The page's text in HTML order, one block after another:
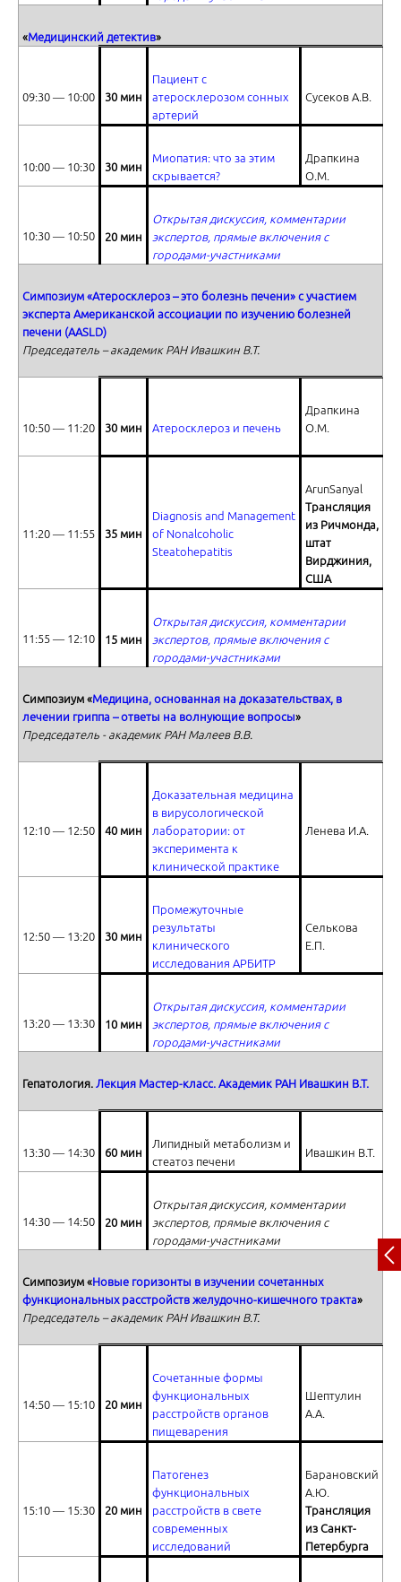
Ситуация по ОРИ в ряде стран мира в 2014 - 2015 гг.
Доказательная медицина в вирусологической лаборатории: от
Промежуточные результаты клинического исследования АРБИТР
Сочетанные формы функциональных расстройств органов
Терапия функциональных расстройств ЖКТ: вопросы и ответы
Агонисты имидазолиновых рецепторов: больше про, чем контра.
Агонисты имидазолиновых рецепторов: больше про, чем контра.
«Медицинский детектив»
09:30 ― 10:00 30 мин
Пациент с
атеросклерозом сонных
артерий
Сусеков А.В.
10:00 ― 10:30 30 мин
Миопатия: что за этим
скрывается?
Драпкина
О.М.
10:30 ― 10:50 20 мин
Открытая дискуссия, комментарии
экспертов, прямые включения с
городами-участниками
Симпозиум «Атеросклероз – это болезнь печени» с участием
эксперта Американской ассоциации по изучению болезней
печени (AASLD)
Председатель – академик РАН Ивашкин В.Т.
10:50 ― 11:20 30 мин Атеросклероз и печень
Драпкина
О.М.
11:20 ― 11:55 35 мин
Diagnosis and Management
of Nonalcoholic
Steatohepatitis
ArunSanyal
Трансляция
из Ричмонда,
штат
Вирджиния,
США
11:55 ― 12:10 15 мин
Открытая дискуссия, комментарии
экспертов, прямые включения с
городами-участниками
Симпозиум «Медицина, основанная на доказательствах, в
лечении гриппа – ответы на волнующие вопросы»
Председатель - академик РАН Малеев В.В.
12:10 ― 12:50 40 мин
Доказательная медицина
в вирусологической
лаборатории: от
эксперимента к
клинической практике
Ленева И.А.
12:50 ― 13:20 30 мин
Промежуточные
результаты
клинического
исследования АРБИТР
Селькова
Е.П.
13:20 ― 13:30 10 мин
Открытая дискуссия, комментарии
экспертов, прямые включения с
городами-участниками
Гепатология. Лекция Мастер-класс. Академик РАН Ивашкин В.Т.
13:30 ― 14:30 60 мин
Липидный метаболизм и
стеатоз печени
Ивашкин В.Т.
14:30 ― 14:50 20 мин
Открытая дискуссия, комментарии
экспертов, прямые включения с
городами-участниками
Симпозиум «Новые горизонты в изучении сочетанных
функциональных расстройств желудочно-кишечного тракта»
Председатель – академик РАН Ивашкин В.Т.
14:50 ― 15:10 20 мин
Сочетанные формы
функциональных
расстройств органов
пищеварения
Шептулин
А.А.
15:10 ― 15:30 20 мин
Патогенез
функциональных
расстройств в свете
современных
исследований
Барановский
А.Ю.
Трансляция
из Санкт-
Петербурга